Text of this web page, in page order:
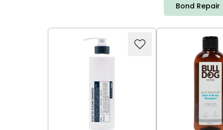
Bond Repair